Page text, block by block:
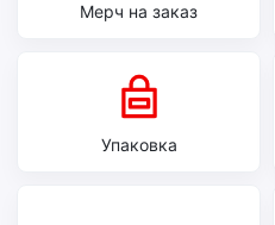
Мерч на заказ
Упаковка